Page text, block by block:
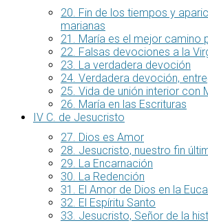
20. Fin de los tiempos y
marianas
21. María es el mejor camino
22. Falsas devociones a la
23. La verdadera devoción
24. Verdadera devoción,
25. Vida de unión interior con
26. María en las Escrituras
IV C. de Jesucristo
27. Dios es Amor
28. Jesucristo, nuestro fin
29. La Encarnación
30. La Redención
31. El Amor de Dios en la
32. El Espíritu Santo
33. Jesucristo, Señor de la